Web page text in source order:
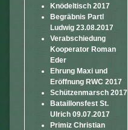
Knödeltisch 2017
Begräbnis Partl
Ludwig 23.08.2017
Verabschiedung
Kooperator Roman
Eder
Ehrung Maxi und
Eröffnung RWC 2017
Schützenmarsch 2017
Bataillonsfest St.
Ulrich 09.07.2017
Primiz Christian